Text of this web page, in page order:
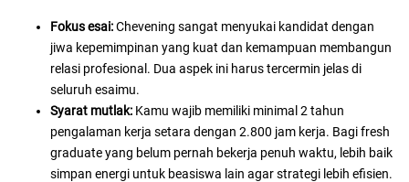
Fokus esai:Chevening sangat menyukai kandidat dengan
jiwa kepemimpinan yang kuat dan kemampuan membangun
relasi profesional. Dua aspek ini harus tercermin jelas di
seluruh esaimu.
Syarat mutlak: Kamu wajib memiliki minimal 2 tahun
pengalaman kerja setara dengan 2.800 jam kerja. Bagi fresh
graduate yang belum pernah bekerja penuh waktu, lebih baik
simpan energi untuk beasiswa lain agar strategi lebih efisien.